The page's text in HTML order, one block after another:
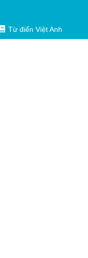
Từ điển Việt Anh